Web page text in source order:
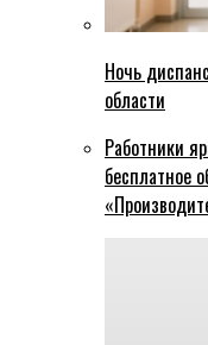
Ночь
области
Работники
бесплатное